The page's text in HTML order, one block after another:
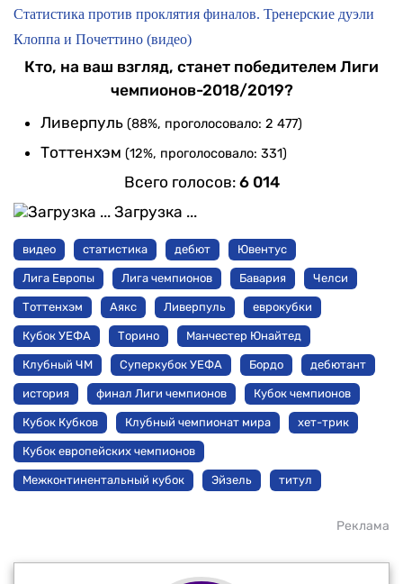
Статистика против проклятия финалов. Тренерские дуэли
Клоппа и Почеттино (видео)
Кто, на ваш взгляд, станет победителем Лиги
чемпионов-2018/2019?
Ливерпуль (88%, проголосовало: 2 477)
Тоттенхэм (12%, проголосовало: 331)
Всего голосов: 6 014
Загрузка ...
видео статистика дебют Ювентус
Лига Европы Лига чемпионов Бавария Челси
Тоттенхэм Аякс Ливерпуль еврокубки
Кубок УЕФА Торино Манчестер Юнайтед
Клубный ЧМ Суперкубок УЕФА Бордо дебютант
история финал Лиги чемпионов Кубок чемпионов
Кубок Кубков Клубный чемпионат мира хет-трик
Кубок европейских чемпионов
Межконтинентальный кубок Эйзель титул
Реклама